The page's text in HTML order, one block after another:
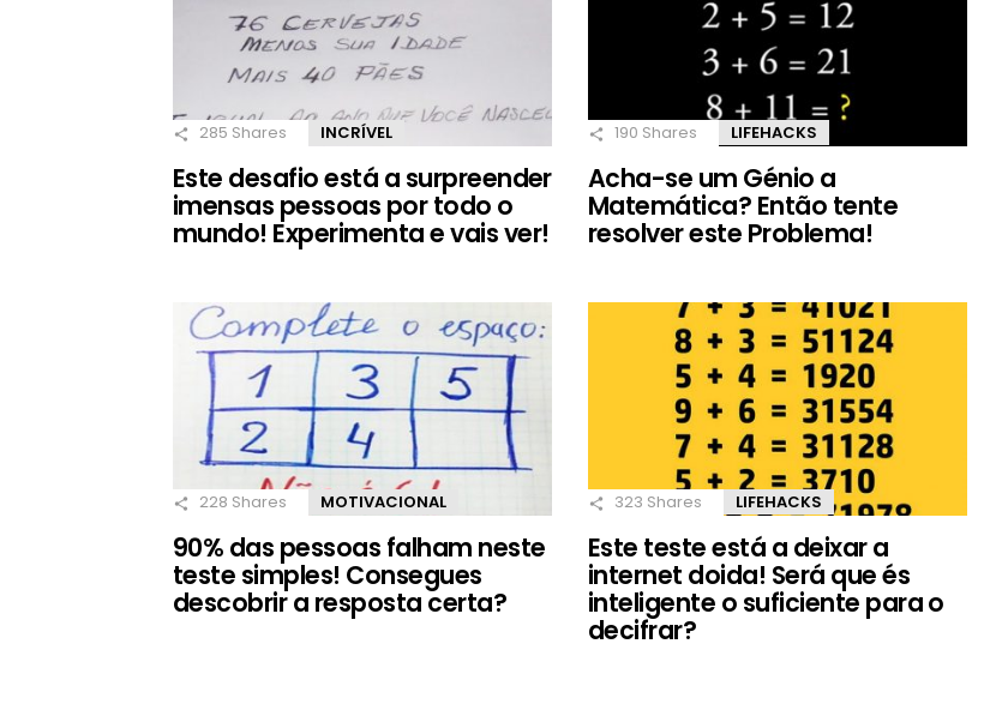
285 Shares INCRÍVEL
Este desafio está a surpreender
imensas pessoas por todo o
mundo! Experimenta e vais ver!
190 Shares LIFEHACKS
Acha-se um Génio a
Matemática? Então tente
resolver este Problema!
228 Shares MOTIVACIONAL
90% das pessoas falham neste
teste simples! Consegues
descobrir a resposta certa?
323 Shares LIFEHACKS
Este teste está a deixar a
internet doida! Será que és
inteligente o suficiente para o
decifrar?